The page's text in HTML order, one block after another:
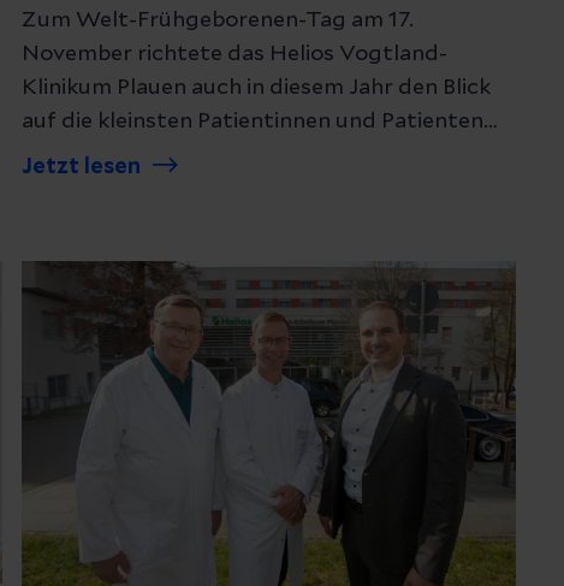
Zum Welt-Frühgeborenen-Tag am 17.
November richtete das Helios Vogtland-
Klinikum Plauen auch in diesem Jahr den Blick
auf die kleinsten Patientinnen und Patienten
der Region. Mit einer liebevollen
besonderen Herausforderungen einer
Frühgeburt aufmerksam und sendeten
gleichzeitig ein kraftvolles Symbol der
Hoffnung für betroffene Familien.
Jetzt lesen